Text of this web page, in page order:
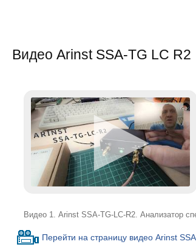
Видео Arinst SSA-TG LC R2
Видео 1. Arinst SSA-TG-LC-R2. Анализатор
Перейти на страницу видео Arinst